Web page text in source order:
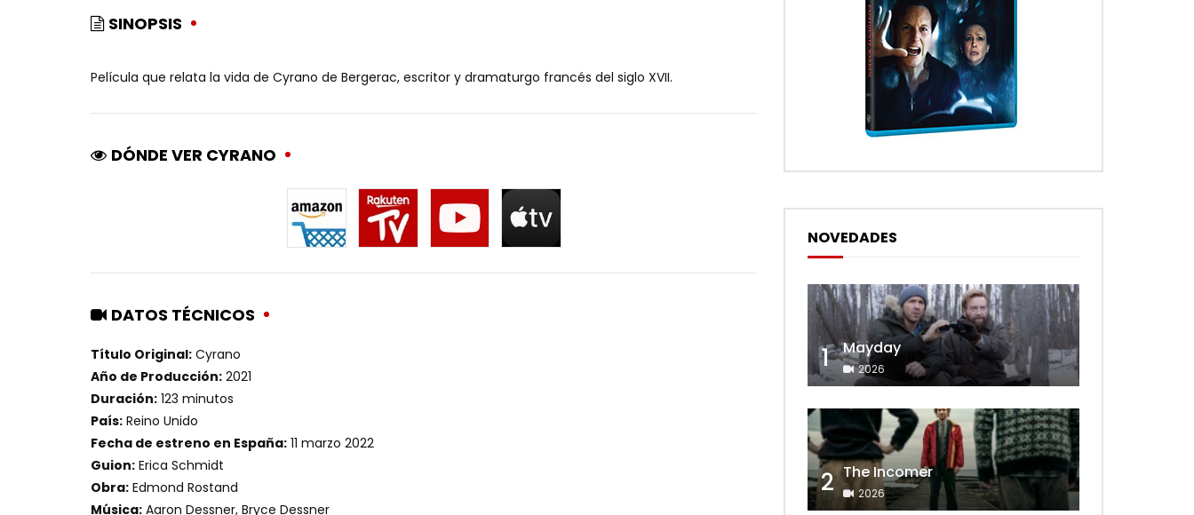
SINOPSIS
Película que relata la vida de Cyrano de Bergerac, escritor y dramaturgo francés del siglo XVII.
DÓNDE VER CYRANO
DATOS TÉCNICOS
Título Original: Cyrano
Año de Producción: 2021
Duración: 123 minutos
País: Reino Unido
Fecha de estreno en España: 11 marzo 2022
Guion: Erica Schmidt
Obra: Edmond Rostand
Música: Aaron Dessner, Bryce Dessner
NOVEDADES
1 Mayday
2026
2 The Incomer
2026